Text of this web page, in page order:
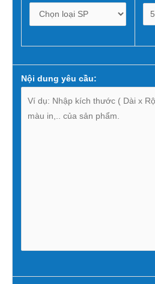
Nội dung yêu cầu: